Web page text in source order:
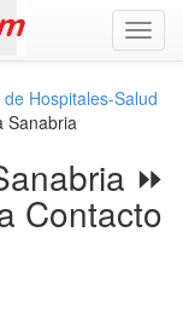
Hospitales-Salud
Sanabria
⏩
Contacto